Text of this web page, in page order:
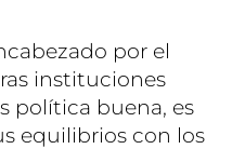
por el
instituciones
política buena, es
equilibrios con los